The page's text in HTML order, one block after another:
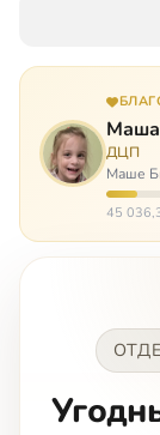
Маша
ДЦП
Маше
всё-
45